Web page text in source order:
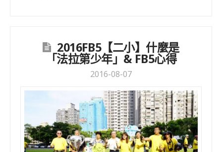
2016FB5【二小】什麼是
「法拉第少年」& FB5心得
2016-08-07